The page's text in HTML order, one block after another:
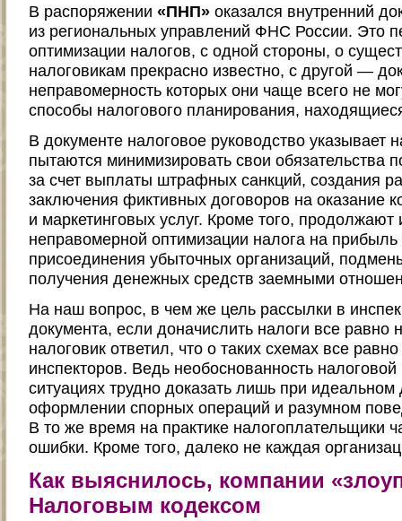
В распоряжении «ПНП» оказался внутренний
из региональных управлений ФНС России. Это
оптимизации налогов, с одной стороны, о
налоговикам прекрасно известно, с другой —
неправомерность которых они чаще всего не
способы налогового планирования,
В документе налоговое руководство указывает
пытаются минимизировать свои обязательства
за счет выплаты штрафных санкций, создания
заключения фиктивных договоров на оказание
и маркетинговых услуг. Кроме того, продолжают
неправомерной оптимизации налога на
присоединения убыточных организаций,
получения денежных средств заемными
На наш вопрос, в чем же цель рассылки в
документа, если доначислить налоги все равно
налоговик ответил, что о таких схемах все
инспекторов. Ведь необоснованность
ситуациях трудно доказать лишь при
оформлении спорных операций и разумном
В то же время на практике налогоплательщики
ошибки. Кроме того, далеко не каждая
Как выяснилось, компании
Налоговым кодексом